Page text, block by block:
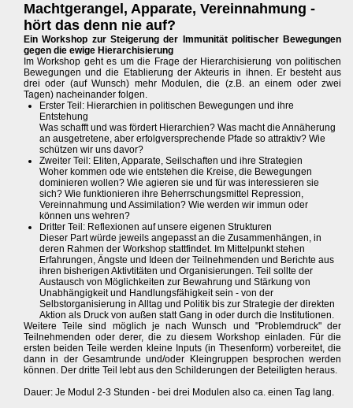
Machtgerangel, Apparate, Vereinnahmung -
hört das denn nie auf?
Ein Workshop zur Steigerung der Immunität politischer Bewegungen
gegen die ewige Hierarchisierung
Im Workshop geht es um die Frage der Hierarchisierung von politischen
Bewegungen und die Etablierung der Akteuris in ihnen. Er besteht aus
drei oder (auf Wunsch) mehr Modulen, die (z.B. an einem oder zwei
Tagen) nacheinander folgen.
Erster Teil: Hierarchien in politischen Bewegungen und ihre
Entstehung
Was schafft und was fördert Hierarchien? Was macht die Annäherung
an ausgetretene, aber erfolgversprechende Pfade so attraktiv? Wie
schützen wir uns davor?
Zweiter Teil: Eliten, Apparate, Seilschaften und ihre Strategien
Woher kommen ode wie entstehen die Kreise, die Bewegungen
dominieren wollen? Wie agieren sie und für was interessieren sie
sich? Wie funktionieren ihre Beherrschungsmittel Repression,
Vereinnahmung und Assimilation? Wie werden wir immun oder
können uns wehren?
Dritter Teil: Reflexionen auf unsere eigenen Strukturen
Dieser Part würde jeweils angepasst an die Zusammenhängen, in
deren Rahmen der Workshop stattfindet. Im Mittelpunkt stehen
Erfahrungen, Ängste und Ideen der Teilnehmenden und Berichte aus
ihren bisherigen Aktivtitäten und Organisierungen. Teil sollte der
Austausch von Möglichkeiten zur Bewahrung und Stärkung von
Unabhängigkeit und Handlungsfähigkeit sein - von der
Selbstorganisierung in Alltag und Politik bis zur Strategie der direkten
Aktion als Druck von außen statt Gang in oder durch die Institutionen.
Weitere Teile sind möglich je nach Wunsch und "Problemdruck" der
Teilnehmenden oder derer, die zu diesem Workshop einladen. Für die
ersten beiden Teile werden kleine Inputs (in Thesenform) vorbereitet, die
dann in der Gesamtrunde und/oder Kleingruppen besprochen werden
können. Der dritte Teil lebt aus den Schilderungen der Beteiligten heraus.
Dauer: Je Modul 2-3 Stunden - bei drei Modulen also ca. einen Tag lang.